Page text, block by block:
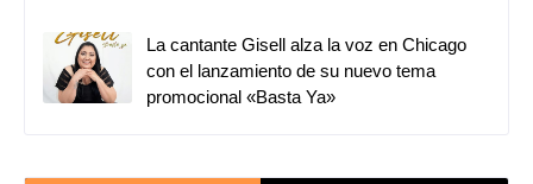
La cantante Gisell alza la voz en Chicago
con el lanzamiento de su nuevo tema
promocional «Basta Ya»